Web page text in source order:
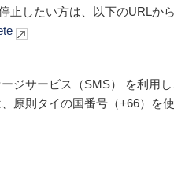
したい方は、以下のURLか
ジサービス（SMS） を利用
原則タイの国番号（+66）を